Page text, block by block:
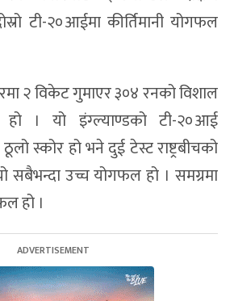
टी-२०आईमा कीर्तिमानी योगफल
२ विकेट गुमाएर ३०४ रनको विशाल
। यो इंग्ल्याण्डको टी-२०आई
स्कोर हो भने दुई टेस्ट राष्ट्रबीचको
उच्च योगफल हो । समग्रमा
हो ।